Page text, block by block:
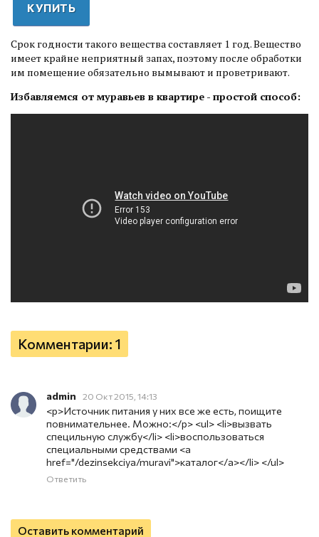
КУПИТЬ
Срок годности такого вещества составляет 1 год. Вещество
имеет крайне неприятный запах, поэтому после обработки
им помещение обязательно вымывают и проветривают.
Избавляемся от муравьев в квартире - простой способ:
Комментарии: 1
admin 20 Окт 2015, 14:13
<p>Источник питания у них все же есть, поищите
повнимательнее. Можно:</p> <ul> <li>вызвать
специльную службу</li> <li>воспользоваться
специальными средствами <a
href="/dezinsekciya/muravi">каталог</a></li> </ul>
Ответить
Оставить комментарий